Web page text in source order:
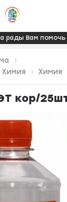
рады Вам помочь
Химия
кор/